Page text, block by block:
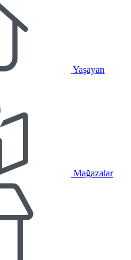
Yaşayan
Mağazalar